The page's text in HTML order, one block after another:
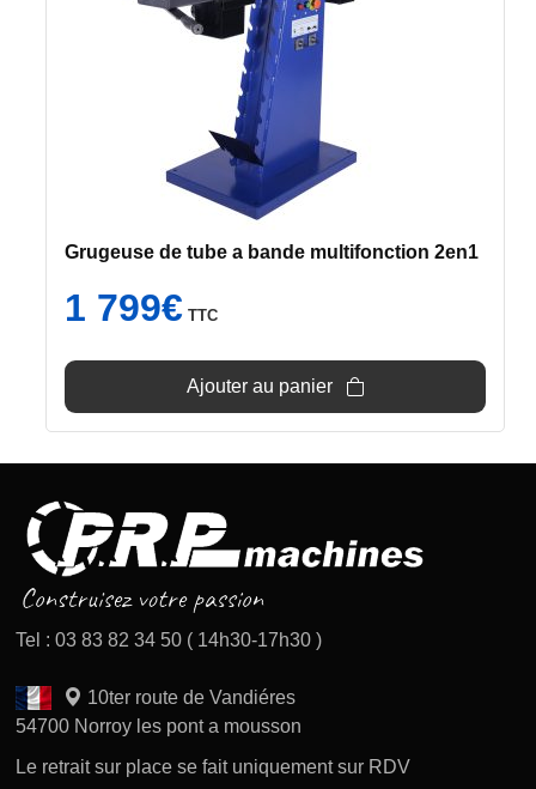
Grugeuse de tube a bande multifonction 2en1
1 799€ TTC
Ajouter au panier
Tel : 03 83 82 34 50 ( 14h30-17h30 )
10ter route de Vandiéres
54700 Norroy les pont a mousson
Le retrait sur place se fait uniquement sur RDV